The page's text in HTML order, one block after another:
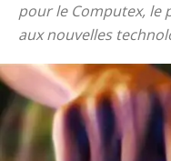
pour le Computex, le
aux nouvelles